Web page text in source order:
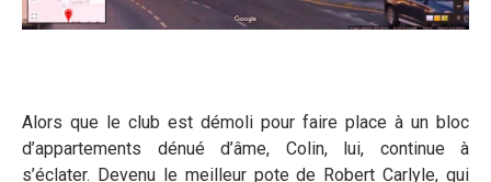
Alors que le club est démoli pour faire place à un bloc
d’appartements dénué d’âme, Colin, lui, continue à
s’éclater. Devenu le meilleur pote de Robert Carlyle, qui